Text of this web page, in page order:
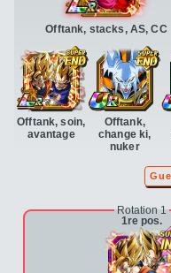
Offtank, stacks, AS, CC
Offtank, soin,
avantage
Offtank,
change ki,
nuker
Rotation 1
1re pos.